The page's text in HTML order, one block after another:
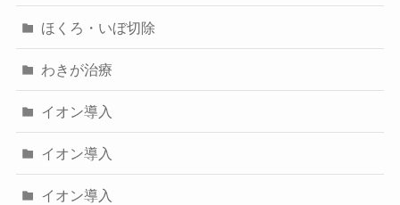
ほくろ・いぼ切除
わきが治療
イオン導入
イオン導入
イオン導入